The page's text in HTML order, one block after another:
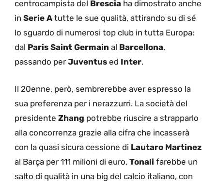
centrocampista del Brescia ha dimostrato anche
in Serie A tutte le sue qualità, attirando su di sé
lo sguardo di numerosi top club in tutta Europa:
dal Paris Saint Germain al Barcellona,
passando perJuventus ed Inter.
Il 20enne, però, sembrerebbe aver espresso la
sua preferenza per i nerazzurri. La società del
presidente Zhang potrebbe riuscire a strapparlo
alla concorrenza grazie alla cifra che incasserà
con la quasi sicura cessione di Lautaro Martinez
al Barça per 111 milioni di euro. Tonali farebbe un
salto di qualità in una big del calcio italiano, con